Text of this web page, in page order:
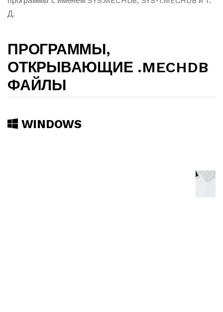
Д.
ПРОГРАММЫ,
ОТКРЫВАЮЩИЕ .MECHDB
ФАЙЛЫ
WINDOWS